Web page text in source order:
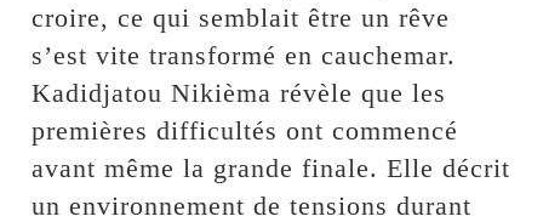
croire, ce qui semblait être un rêve
s’est vite transformé en cauchemar.
Kadidjatou Nikièma révèle que les
premières difficultés ont commencé
avant même la grande finale. Elle décrit
un environnement de tensions durant